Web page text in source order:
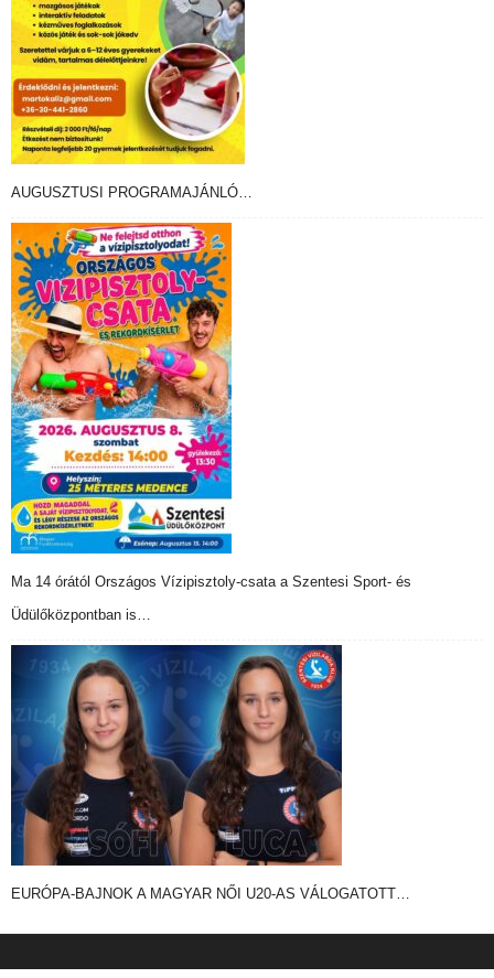
AUGUSZTUSI PROGRAMAJÁNLÓ…
Ma 14 órától Országos Vízipisztoly-csata a Szentesi Sport- és
Üdülőközpontban is…
EURÓPA-BAJNOK A MAGYAR NŐI U20-AS VÁLOGATOTT…